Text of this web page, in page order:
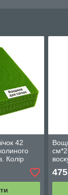
42
Колір
475